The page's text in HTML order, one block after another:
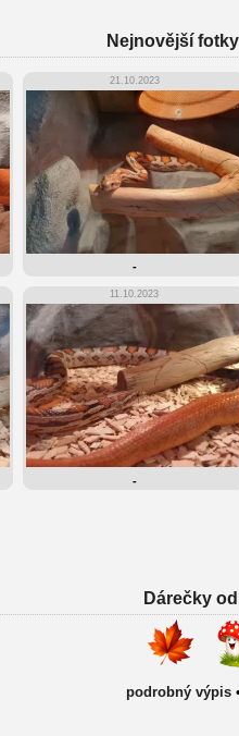
Nejnovější
21.10.2023
-
11.10.2023
-
Dárečky
podrobný výpis •